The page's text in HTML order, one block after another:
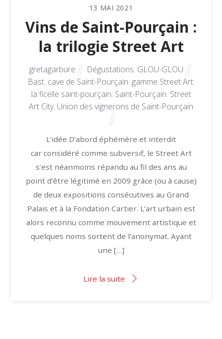
13 MAI 2021
Vins de Saint-Pourçain :
la trilogie Street Art
gretagarbure Dégustations, GLOU-GLOU
Bast, cave de Saint-Pourçain, gamme Street Art,
la ficelle saint-pourçain, Saint-Pourçain, Street
Art City, Union des vignerons de Saint-Pourçain
L’idée D’abord éphémère et interdit
car considéré comme subversif, le Street Art
s’est néanmoins répandu au fil des ans au
point d’être légitimé en 2009 grâce (ou à cause)
de deux expositions consécutives au Grand
Palais et à la Fondation Cartier. L’art urbain est
alors reconnu comme mouvement artistique et
quelques noms sortent de l’anonymat. Ayant
une […]
Lire la suite